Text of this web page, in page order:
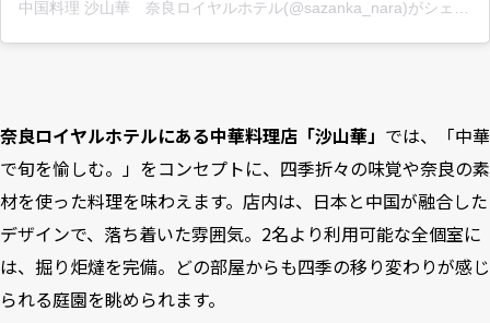
奈良ロイヤルホテルにある中華料理店「沙山華」 では、「中華
で旬を愉しむ。」をコンセプトに、四季折々の味覚や奈良の素
材を使った料理を味わえます。店内は、日本と中国が融合した
デザインで、落ち着いた雰囲気。2名より利用可能な全個室に
は、掘り炬燵を完備。どの部屋からも四季の移り変わりが感じ
られる庭園を眺められます。